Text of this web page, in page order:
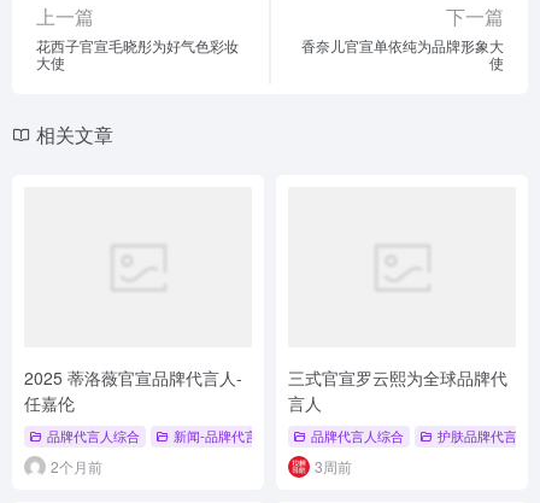
上一篇
花西子官宣毛晓彤为好气色彩妆
大使
下一篇
香奈儿官宣单依纯为品牌形象大
使
相关文章
2025 蒂洛薇官宣品牌代言人-
任嘉伦
品牌代言人综合 新闻-品牌代言人
2个月前
三式官宣罗云熙为全球品牌代
言人
品牌代言人综合 护肤品牌代言人
3周前